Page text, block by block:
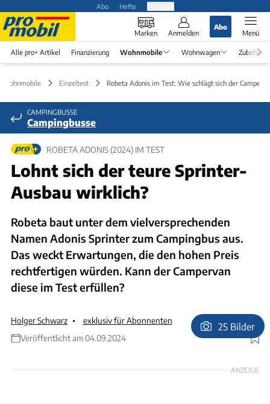
Abo Hefte
Marken Anmelden
Abo
Menü
Alle pro+ Artikel Finanzierung Wohnmobile Wohnwagen Zubehör
Wohnmobile Einzeltest Robeta Adonis im Test: Wie schlägt sich der Camper?
CAMPINGBUSSE
Campingbusse
ROBETA ADONIS (2024) IM TEST
Lohnt sich der teure Sprinter-
Ausbau wirklich?
Robeta baut unter dem vielversprechenden
Namen Adonis Sprinter zum Campingbus aus.
Das weckt Erwartungen, die den hohen Preis
rechtfertigen würden. Kann der Campervan
diese im Test erfüllen?
Holger Schwarz
exklusiv für Abonnenten
Veröffentlicht am 04.09.2024
Foto: Ingolf Pompe
25 Bilder
ANZEIGE